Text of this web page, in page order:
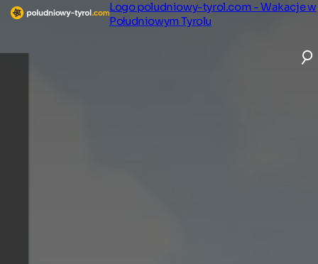
Logo poludniowy-tyrol.com - Wakacje w
Południowym Tyrolu